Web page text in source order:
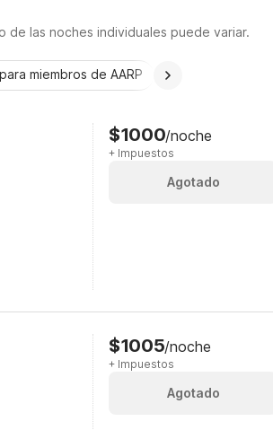
de las noches individuales puede variar.
miembros de AARP CorporatePlus(CP)
$1000/noche
+ Impuestos
Agotado
$1005/noche
+ Impuestos
Agotado